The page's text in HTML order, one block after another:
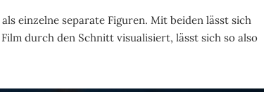
einzelne separate Figuren. Mit beiden lässt sich
durch den Schnitt visualisiert, lässt sich so also